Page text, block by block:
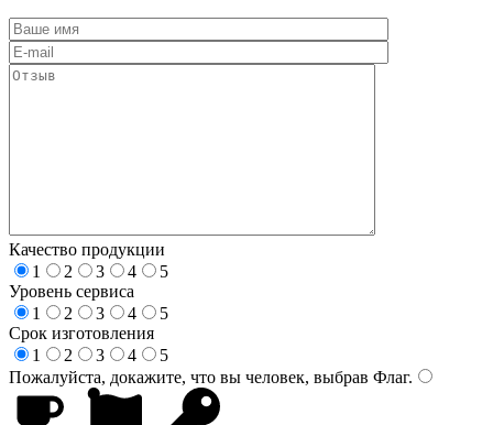
Качество продукции
1
2 3 4
5
Уровень сервиса
1
2 3 4
5
Срок изготовления
1
2 3 4
5
Пожалуйста, докажите, что вы человек, выбрав Флаг.